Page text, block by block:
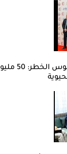
وزير